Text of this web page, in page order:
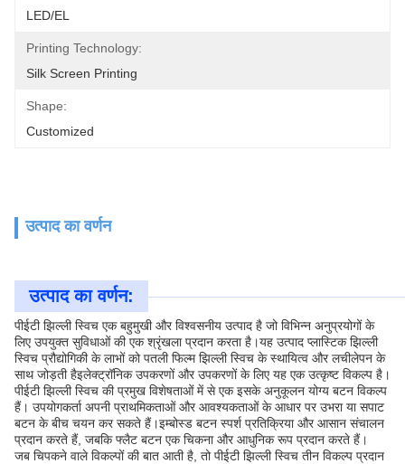
LED/EL
Printing Technology:
Silk Screen Printing
Shape:
Customized
उत्पाद का वर्णन
उत्पाद का वर्णन:
पीईटी झिल्ली स्विच एक बहुमुखी और विश्वसनीय उत्पाद है जो विभिन्न अनुप्रयोगों के
लिए उपयुक्त सुविधाओं की एक श्रृंखला प्रदान करता है।यह उत्पाद प्लास्टिक झिल्ली
स्विच प्रौद्योगिकी के लाभों को पतली फिल्म झिल्ली स्विच के स्थायित्व और लचीलेपन के
साथ जोड़ती हैइलेक्ट्रॉनिक उपकरणों और उपकरणों के लिए यह एक उत्कृष्ट विकल्प है।
पीईटी झिल्ली स्विच की प्रमुख विशेषताओं में से एक इसके अनुकूलन योग्य बटन विकल्प
हैं। उपयोगकर्ता अपनी प्राथमिकताओं और आवश्यकताओं के आधार पर उभरा या सपाट
बटन के बीच चयन कर सकते हैं।इम्बोस्ड बटन स्पर्श प्रतिक्रिया और आसान संचालन
प्रदान करते हैं, जबकि फ्लैट बटन एक चिकना और आधुनिक रूप प्रदान करते हैं।
जब चिपकने वाले विकल्पों की बात आती है, तो पीईटी झिल्ली स्विच तीन विकल्प प्रदान